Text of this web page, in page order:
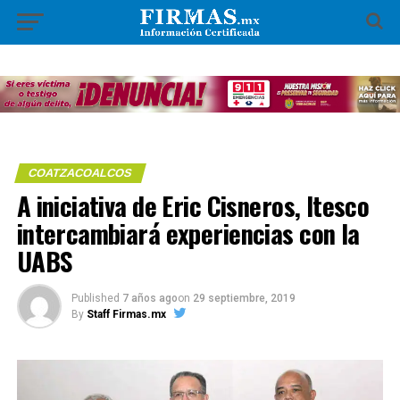
COATZACOALCOS
A iniciativa de Eric Cisneros, Itesco
intercambiará experiencias con la
UABS
Published 7 años agoon 29 septiembre, 2019
By Staff Firmas.mx